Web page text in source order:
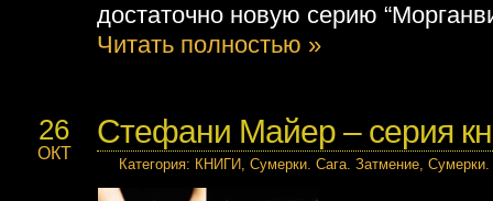
достаточно новую серию
Читать полностью »
26
ОКТ
Стефани Майер – серия
Категория: КНИГИ, Сумерки. Сага. Затмение, Сумерки.